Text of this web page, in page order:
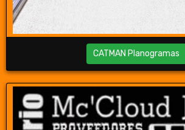
CATMAN Planogramas